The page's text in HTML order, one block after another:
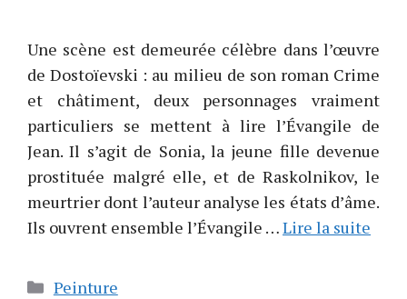
Une scène est demeurée célèbre dans l’œuvre
de Dostoïevski : au milieu de son roman Crime
et châtiment, deux personnages vraiment
particuliers se mettent à lire l’Évangile de
Jean. Il s’agit de Sonia, la jeune fille devenue
prostituée malgré elle, et de Raskolnikov, le
meurtrier dont l’auteur analyse les états d’âme.
Ils ouvrent ensemble l’Évangile …Lire la suite
Catégories
Peinture